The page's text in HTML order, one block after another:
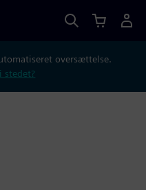
oversættelse.
stedet?